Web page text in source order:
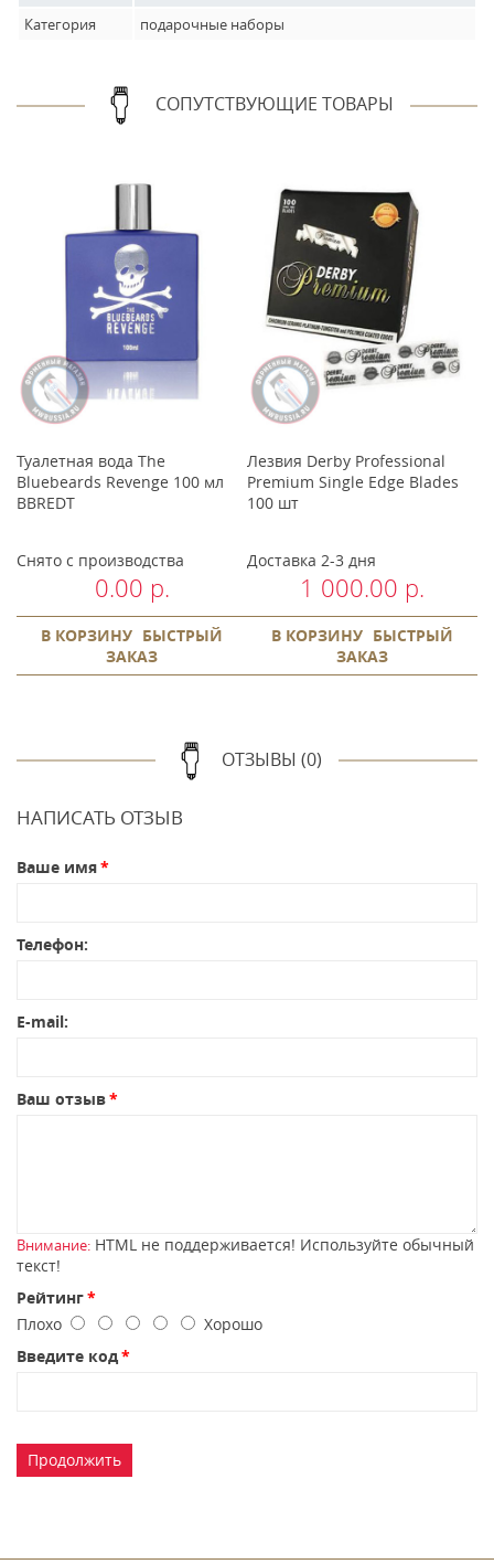
Категория
подарочные наборы
СОПУТСТВУЮЩИЕ ТОВАРЫ
Туалетная вода The
Bluebeards Revenge 100 мл
BBREDT
Снято с производства
0.00 р.
В КОРЗИНУ БЫСТРЫЙ
ЗАКАЗ
Лезвия Derby Professional
Premium Single Edge Blades
100 шт
Доставка 2-3 дня
1 000.00 р.
В КОРЗИНУ БЫСТРЫЙ
ЗАКАЗ
ОТЗЫВЫ (0)
НАПИСАТЬ ОТЗЫВ
Ваше имя
Телефон:
E-mail:
Ваш отзыв
Внимание: HTML не поддерживается! Используйте обычный
текст!
Рейтинг
Плохо
Хорошо
Введите код
Продолжить